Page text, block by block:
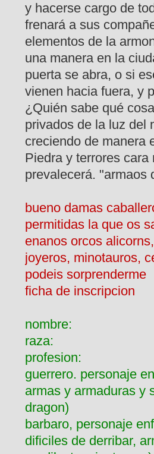
y hacerse cargo de
frenará a sus
elementos de la
una manera en la
puerta se abra, o si
vienen hacia fuera, y
¿Quién sabe qué
privados de la luz del
creciendo de manera
Piedra y terrores
prevalecerá. "armaos
bueno damas
permitidas la que os
enanos orcos
joyeros, minotauros,
podeis sorprenderme
ficha de inscripcion
nombre:
raza:
profesion:
guerrero. personaje
armas y armaduras y
dragon)
barbaro, personaje
dificiles de derribar,